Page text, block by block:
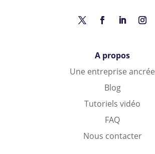
A propos
Une entreprise ancrée
Blog
Tutoriels vidéo
FAQ
Nous contacter